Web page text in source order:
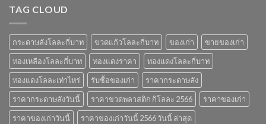
2566
TAG CLOUD
กระดาษลังโลละกี่บาท ขวดแก้วโลละกี่บาท ของเก่า
ขายของเก่า
ทองเหลืองโลละกี่บาท
ทองแดงราคา
ทองแดงโลละกี่บาท
ทองแดงโลละเท่าไหร่
รับซื้อของเก่า
ราคากระดาษลัง
ราคากระดาษลังวันนี้
ราคาขวดพลาสติก กิโลละ 2566
ราคาของเก่า
ราคาของเก่าวันนี้
ราคาของเก่าวันนี้ 2566 วันนี้ ล่าสุด